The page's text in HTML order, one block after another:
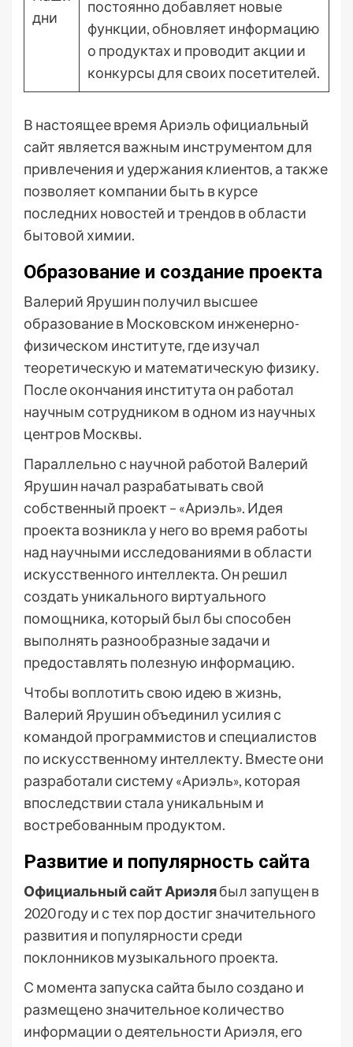
дни
постоянно добавляет новые
функции, обновляет информацию
о продуктах и проводит акции и
конкурсы для своих посетителей.
В настоящее время Ариэль официальный
сайт является важным инструментом для
привлечения и удержания клиентов, а также
позволяет компании быть в курсе
последних новостей и трендов в области
бытовой химии.
Образование и создание проекта
Валерий Ярушин получил высшее
образование в Московском инженерно-
физическом институте, где изучал
теоретическую и математическую физику.
После окончания института он работал
научным сотрудником в одном из научных
центров Москвы.
Параллельно с научной работой Валерий
Ярушин начал разрабатывать свой
собственный проект – «Ариэль». Идея
проекта возникла у него во время работы
над научными исследованиями в области
искусственного интеллекта. Он решил
создать уникального виртуального
помощника, который был бы способен
выполнять разнообразные задачи и
предоставлять полезную информацию.
Чтобы воплотить свою идею в жизнь,
Валерий Ярушин объединил усилия с
командой программистов и специалистов
по искусственному интеллекту. Вместе они
разработали систему «Ариэль», которая
впоследствии стала уникальным и
востребованным продуктом.
Развитие и популярность сайта
Официальный сайт Ариэлябыл запущен в
2020 году и с тех пор достиг значительного
развития и популярности среди
поклонников музыкального проекта.
С момента запуска сайта было создано и
размещено значительное количество
информации о деятельности Ариэля, его